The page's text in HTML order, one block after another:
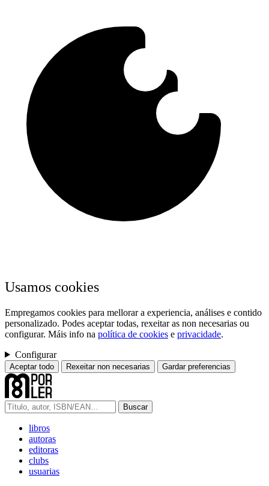
Usamos cookies
Empregamos cookies para mellorar a experiencia, análises e contido
personalizado. Podes aceptar todas, rexeitar as non necesarias ou
configurar. Máis info na política de cookies e privacidade.
Configurar
Aceptar todo Rexeitar non necesarias Gardar preferencias
Buscar
libros
autoras
editoras
clubs
usuarias